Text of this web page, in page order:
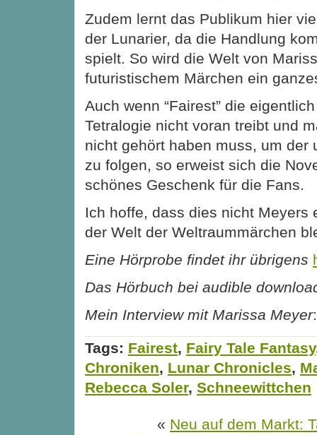
Zudem lernt das Publikum hier
der Lunarier, da die Handlung
spielt. So wird die Welt von
futuristischem Märchen ein
Auch wenn “Fairest” die
Tetralogie nicht voran treibt und
nicht gehört haben muss, um der
zu folgen, so erweist sich die
schönes Geschenk für die Fans.
Ich hoffe, dass dies nicht Meyers
der Welt der Weltraummärchen
Eine Hörprobe findet ihr übrigens
Das Hörbuch bei audible
Mein Interview mit Marissa Meyer
Tags: Fairest, Fairy Tale Fantasy
Chroniken, Lunar Chronicles,
Rebecca Soler, Schneewittchen
« Neu auf dem Markt: